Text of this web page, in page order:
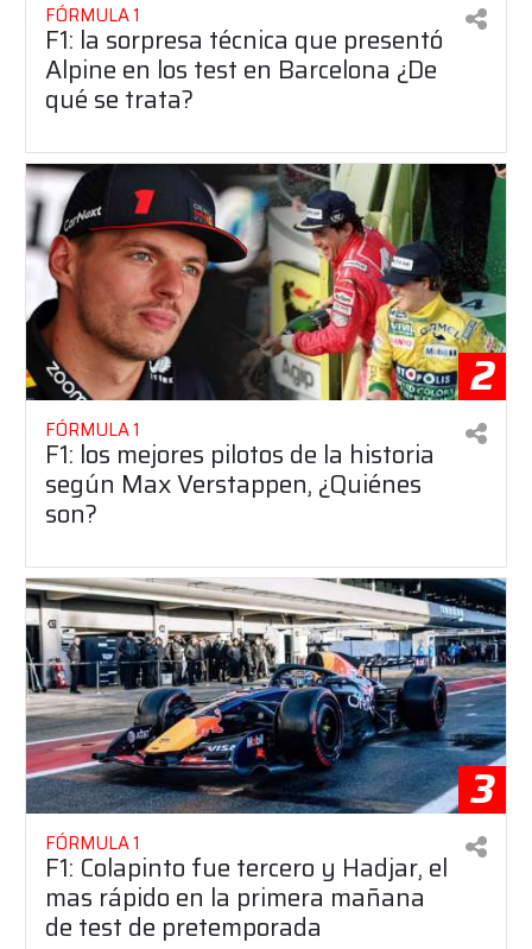
FÓRMULA 1
F1: la sorpresa técnica que presentó
Alpine en los test en Barcelona ¿De
qué se trata?
2
FÓRMULA 1
F1: los mejores pilotos de la historia
según Max Verstappen, ¿Quiénes
son?
3
FÓRMULA 1
F1: Colapinto fue tercero y Hadjar, el
mas rápido en la primera mañana
de test de pretemporada